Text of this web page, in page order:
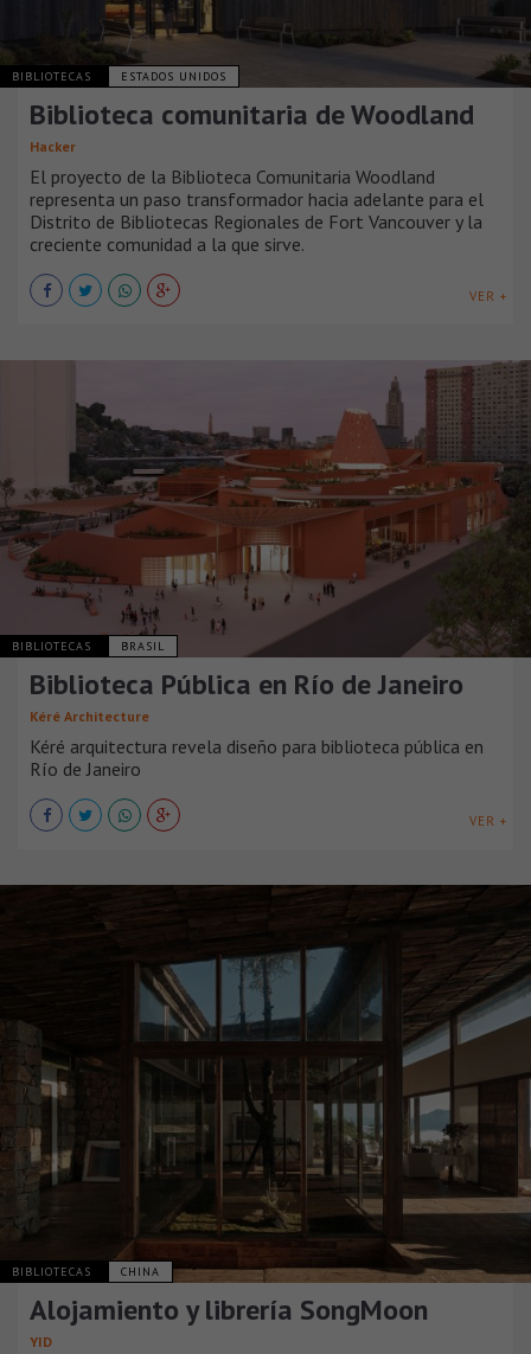
BIBLIOTECAS ESTADOS UNIDOS
Biblioteca comunitaria de Woodland
Hacker
El proyecto de la Biblioteca Comunitaria Woodland
representa un paso transformador hacia adelante para el
Distrito de Bibliotecas Regionales de Fort Vancouver y la
creciente comunidad a la que sirve.
VER +
BIBLIOTECAS BRASIL
Biblioteca Pública en Río de Janeiro
Kéré Architecture
Kéré arquitectura revela diseño para biblioteca pública en
Río de Janeiro
VER +
BIBLIOTECAS CHINA
Alojamiento y librería SongMoon
YID